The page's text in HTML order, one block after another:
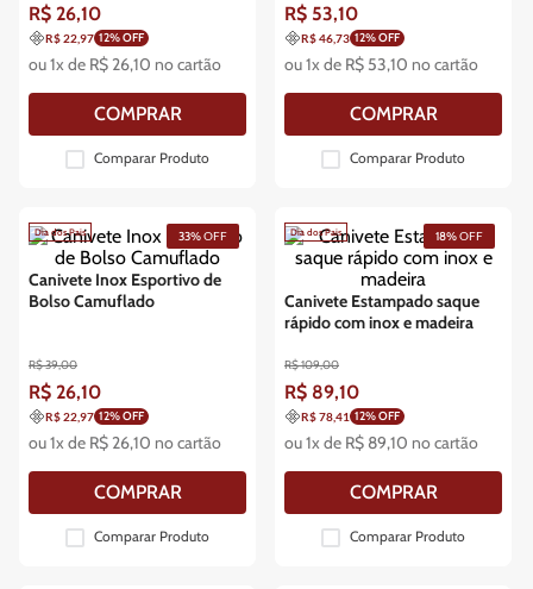
R$ 26,10
R$ 22,97 12% OFF
ou1x de R$ 26,10 no cartão
COMPRAR
Comparar Produto
R$ 53,10
R$ 46,73 12% OFF
ou1x de R$ 53,10 no cartão
COMPRAR
Comparar Produto
Dia dos Pais
Canivete Inox Esportivo de
Bolso Camuflado
R$39,00
R$ 26,10
33%OFF
R$ 22,97 12% OFF
ou1x de R$ 26,10 no cartão
COMPRAR
Comparar Produto
Dia dos Pais
Canivete Estampado saque
rápido com inox e madeira
R$109,00
R$ 89,10
18%OFF
R$ 78,41 12% OFF
ou1x de R$ 89,10 no cartão
COMPRAR
Comparar Produto